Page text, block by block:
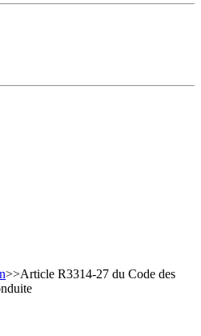
>>Article R3314-27 du Code des